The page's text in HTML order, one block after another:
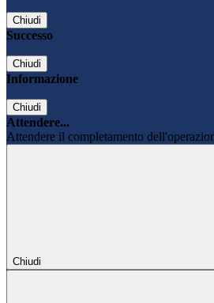
Chiudi
Successo
Chiudi
Informazione
Chiudi
Attendere...
Attendere il completamento
Chiudi